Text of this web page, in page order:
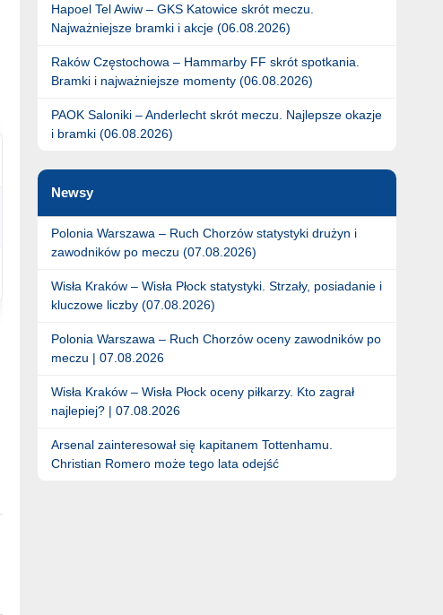
Hapoel Tel Awiw – GKS Katowice skrót meczu.
Najważniejsze bramki i akcje (06.08.2026)
Raków Częstochowa – Hammarby FF skrót spotkania.
Bramki i najważniejsze momenty (06.08.2026)
PAOK Saloniki – Anderlecht skrót meczu. Najlepsze okazje
i bramki (06.08.2026)
Newsy
Polonia Warszawa – Ruch Chorzów statystyki drużyn i
zawodników po meczu (07.08.2026)
Wisła Kraków – Wisła Płock statystyki. Strzały, posiadanie i
kluczowe liczby (07.08.2026)
Polonia Warszawa – Ruch Chorzów oceny zawodników po
meczu | 07.08.2026
Wisła Kraków – Wisła Płock oceny piłkarzy. Kto zagrał
najlepiej? | 07.08.2026
Arsenal zainteresował się kapitanem Tottenhamu.
Christian Romero może tego lata odejść